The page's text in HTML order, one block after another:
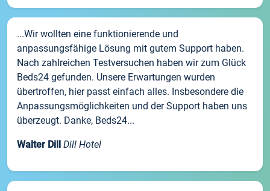
...Wir wollten eine funktionierende und
anpassungsfähige Lösung mit gutem Support haben.
Nach zahlreichen Testversuchen haben wir zum Glück
Beds24 gefunden. Unsere Erwartungen wurden
übertroffen, hier passt einfach alles. Insbesondere die
Anpassungsmöglichkeiten und der Support haben uns
überzeugt. Danke, Beds24...
Walter Dill Dill Hotel